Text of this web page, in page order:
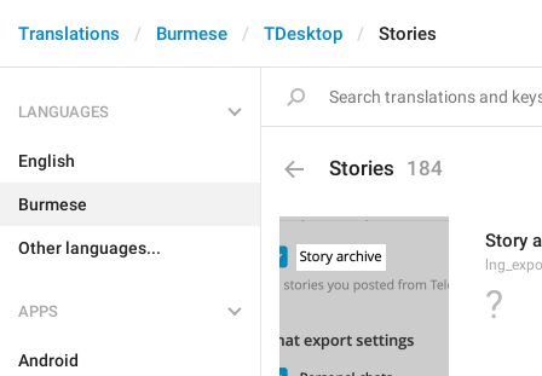
Translations Burmese TDesktop Stories
LANGUAGES
English
Burmese
Other languages...
APPS
Android
Stories 184
Story
?